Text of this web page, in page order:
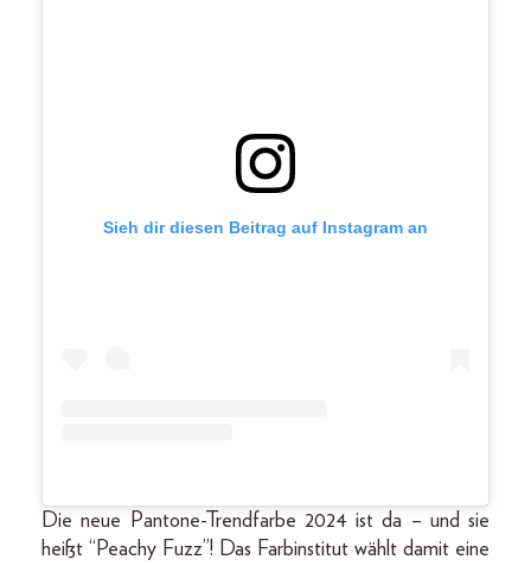
Sieh dir diesen Beitrag auf Instagram an
Die neue Pantone-Trendfarbe 2024 ist da – und sie
heißt “Peachy Fuzz”! Das Farbinstitut wählt damit eine